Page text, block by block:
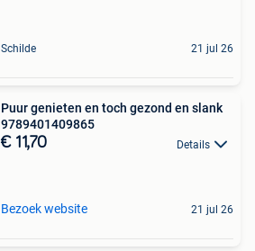
Schilde 21 jul 26
Puur genieten en toch gezond en slank
9789401409865
€ 11,70 Details
Bezoek website 21 jul 26